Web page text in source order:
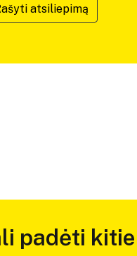
atsiliepimą
padėti